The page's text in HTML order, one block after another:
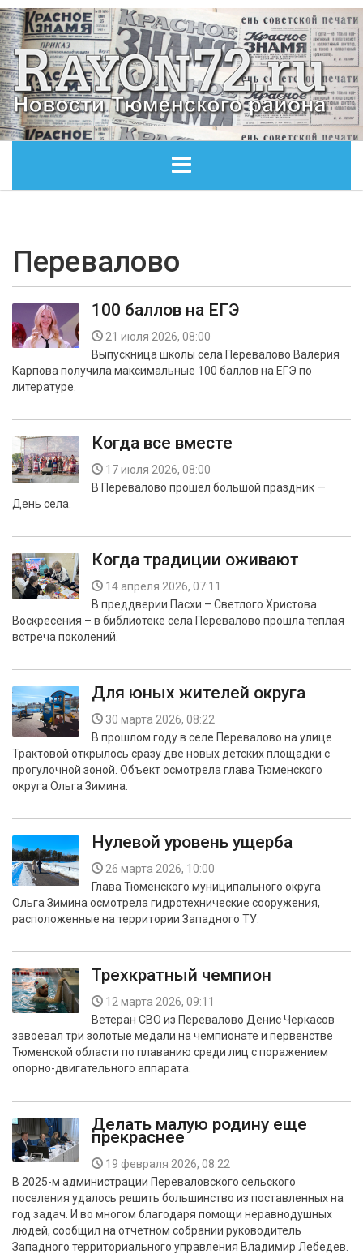
ОБЩЕСТВО
ЭКОНОМИКА
КУЛЬТУРА
БЕЗОПАСНОСТЬ
АРХИВ PDF
Перевалово
100 баллов на ЕГЭ
21 июля 2026, 08:00
Выпускница школы села Перевалово Валерия
Карпова получила максимальные 100 баллов на ЕГЭ по
литературе.
Когда все вместе
17 июля 2026, 08:00
В Перевалово прошел большой праздник —
День села.
Когда традиции оживают
14 апреля 2026, 07:11
В преддверии Пасхи – Светлого Христова
Воскресения – в библиотеке села Перевалово прошла тёплая
встреча поколений.
Для юных жителей округа
30 марта 2026, 08:22
В прошлом году в селе Перевалово на улице
Трактовой открылось сразу две новых детских площадки с
прогулочной зоной. Объект осмотрела глава Тюменского
округа Ольга Зимина.
Нулевой уровень ущерба
26 марта 2026, 10:00
Глава Тюменского муниципального округа
Ольга Зимина осмотрела гидротехнические сооружения,
расположенные на территории Западного ТУ.
Трехкратный чемпион
12 марта 2026, 09:11
Ветеран СВО из Перевалово Денис Черкасов
завоевал три золотые медали на чемпионате и первенстве
Тюменской области по плаванию среди лиц с поражением
опорно-двигательного аппарата.
Делать малую родину еще
прекраснее
19 февраля 2026, 08:22
В 2025-м администрации Переваловского сельского
поселения удалось решить большинство из поставленных на
год задач. И во многом благодаря помощи неравнодушных
людей, сообщил на отчетном собрании руководитель
Западного территориального управления Владимир Лебедев.